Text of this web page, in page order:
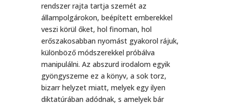
rendszer rajta tartja szemét az
állampolgárokon, beépített emberekkel
veszi körül őket, hol finoman, hol
erőszakosabban nyomást gyakorol rájuk,
különböző módszerekkel próbálva
manipulálni. Az abszurd irodalom egyik
gyöngyszeme ez a könyv, a sok torz,
bizarr helyzet miatt, melyek egy ilyen
diktatúrában adódnak, s amelyek bár